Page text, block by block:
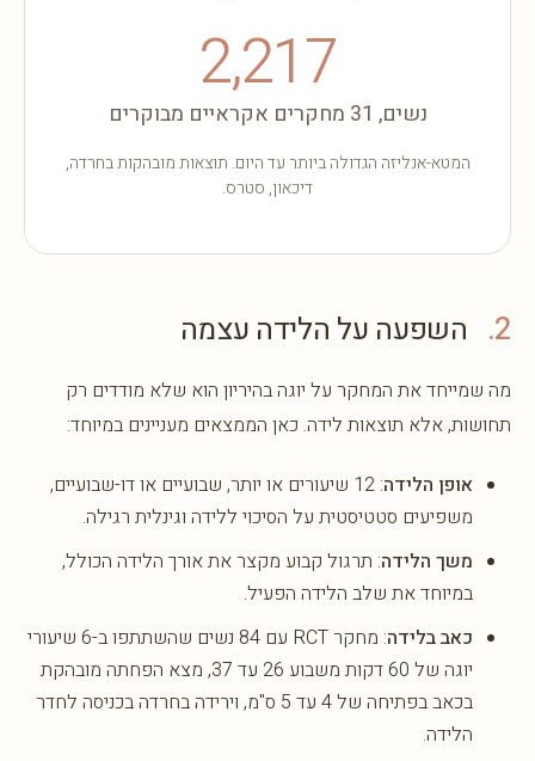
2,217
נשים, 31 מחקרים אקראיים מבוקרים
המטא-אנליזה הגדולה ביותר עד היום. תוצאות מובהקות בחרדה,
דיכאון, סטרס.
2. השפעה על הלידה עצמה
מה שמייחד את המחקר על יוגה בהיריון הוא שלא מודדים רק
תחושות, אלא תוצאות לידה. כאן הממצאים מעניינים במיוחד:
אופן הלידה
: 12 שיעורים או יותר, שבועיים או דו-שבועיים,
משפיעים סטטיסטית על הסיכוי ללידה וגינלית רגילה.
משך הלידה: תרגול קבוע מקצר את אורך הלידה הכולל,
במיוחד את שלב הלידה הפעיל.
כאב בלידה
: מחקר RCT עם 84 נשים שהשתתפו ב-6 שיעורי
יוגה של 60 דקות משבוע 26 עד 37, מצא הפחתה מובהקת
בכאב בפתיחה של 4 עד 5 ס"מ, וירידה בחרדה בכניסה לחדר
הלידה.